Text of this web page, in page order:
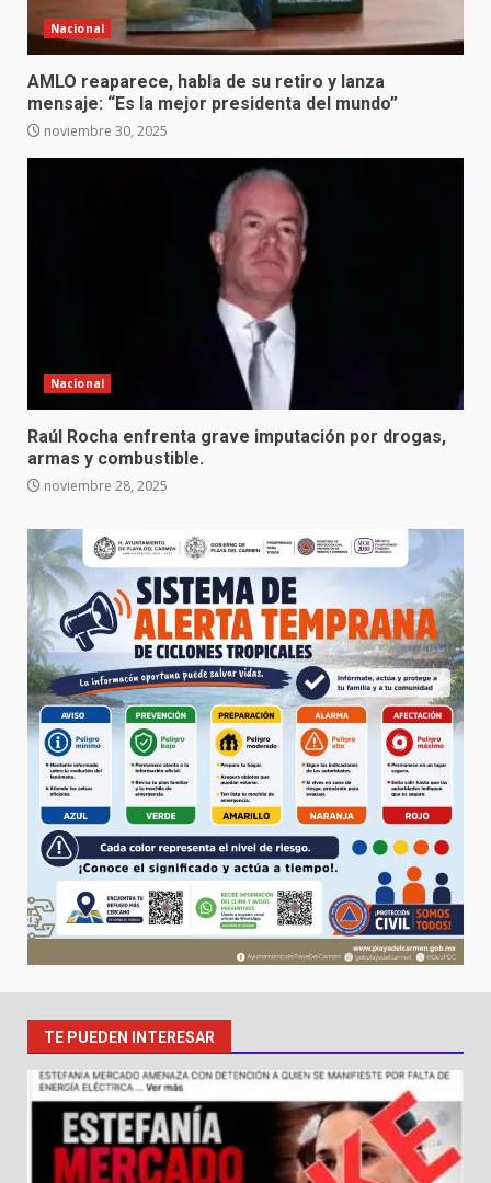
Nacional
AMLO reaparece, habla de su retiro y lanza
mensaje: “Es la mejor presidenta del mundo”
noviembre 30, 2025
Nacional
Raúl Rocha enfrenta grave imputación por drogas,
armas y combustible.
noviembre 28, 2025
TE PUEDEN INTERESAR